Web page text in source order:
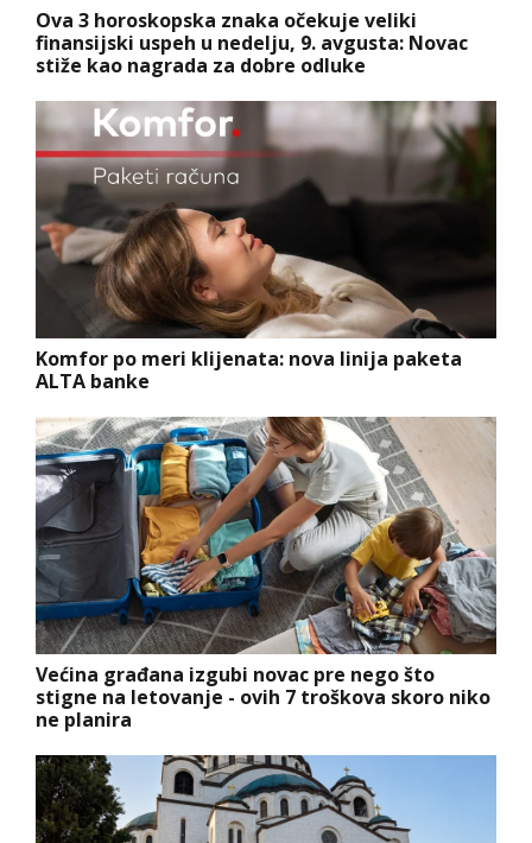
Ova 3 horoskopska znaka očekuje veliki
finansijski uspeh u nedelju, 9. avgusta: Novac
stiže kao nagrada za dobre odluke
Komfor po meri klijenata: nova linija paketa
ALTA banke
Većina građana izgubi novac pre nego što
stigne na letovanje - ovih 7 troškova skoro niko
ne planira